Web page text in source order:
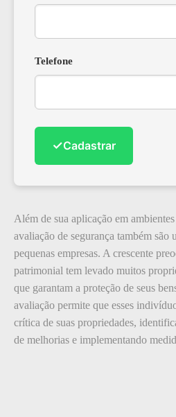
Telefone
✓Cadastrar
Além de sua aplicação em
avaliação de segurança também são
pequenas empresas. A crescente
patrimonial tem levado muitos
que garantam a proteção de seus
avaliação permite que esses
crítica de suas propriedades,
de melhorias e implementando